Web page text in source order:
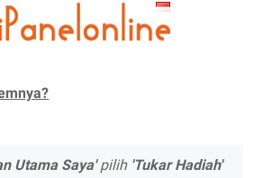
Utama Saya'pilih 'Tukar Hadiah'